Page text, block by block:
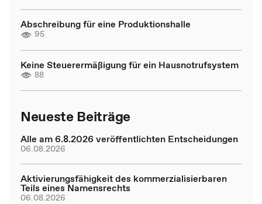
Abschreibung für eine Produktionshalle
95
Keine Steuerermäßigung für ein Hausnotrufsystem
88
Neueste Beiträge
Alle am 6.8.2026 veröffentlichten Entscheidungen
06.08.2026
Aktivierungsfähigkeit des kommerzialisierbaren
Teils eines Namensrechts
06.08.2026